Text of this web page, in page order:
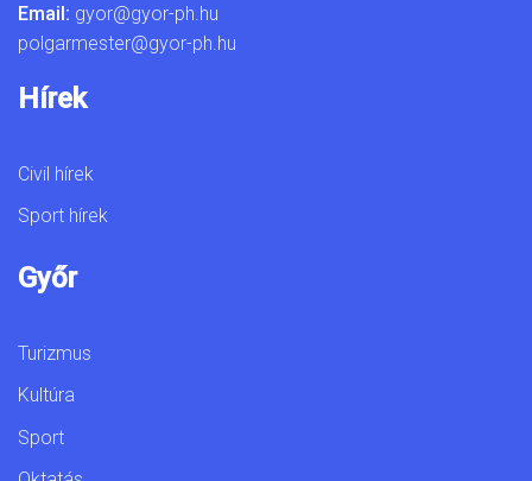
Email: gyor@gyor-ph.hu
polgarmester@gyor-ph.hu
Hírek
Civil hírek
Sport hírek
Győr
Turizmus
Kultúra
Sport